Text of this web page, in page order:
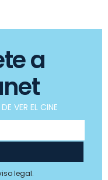
a
VER EL CINE
legal.